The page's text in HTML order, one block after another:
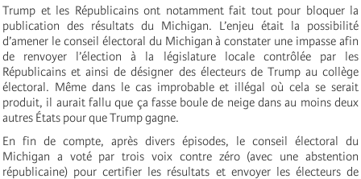
Trump et les Républicains ont notamment fait tout pour bloquer la
publication des résultats du Michigan. L’enjeu était la possibilité
d’amener le conseil électoral du Michigan à constater une impasse afin
de renvoyer l’élection à la législature locale contrôlée par les
Républicains et ainsi de désigner des électeurs de Trump au collège
électoral. Même dans le cas improbable et illégal où cela se serait
produit, il aurait fallu que ça fasse boule de neige dans au moins deux
autres États pour que Trump gagne.
En fin de compte, après divers épisodes, le conseil électoral du
Michigan a voté par trois voix contre zéro (avec une abstention
républicaine) pour certifier les résultats et envoyer les électeurs de